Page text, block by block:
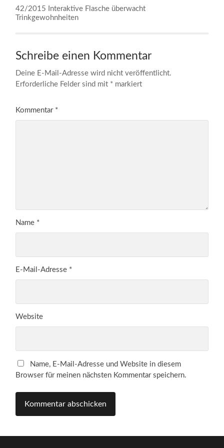
42/2015 Interaktive Flasche überwacht
Trinkgewohnheiten
Schreibe einen Kommentar
Deine E-Mail-Adresse wird nicht veröffentlicht.
Erforderliche Felder sind mit * markiert
Kommentar *
Name *
E-Mail-Adresse *
Website
Name, E-Mail-Adresse und Website in diesem
Browser für meinen nächsten Kommentar speichern.